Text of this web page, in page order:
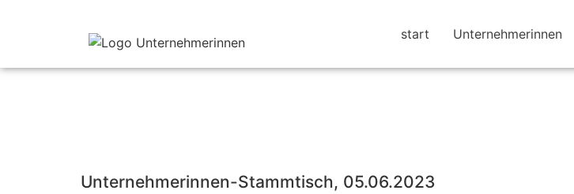
start Unternehmerinnen
Unternehmerinnen-Stammtisch, 05.06.2023